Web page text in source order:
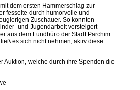
dem ersten Hammerschlag zur
fesselte durch humorvolle und
Zuschauer. So konnten
und Jugendarbeit versteigert
aus dem Fundbüro der Stadt Parchim
es sich nicht nehmen, aktiv diese
Auktion, welche durch ihre Spenden die